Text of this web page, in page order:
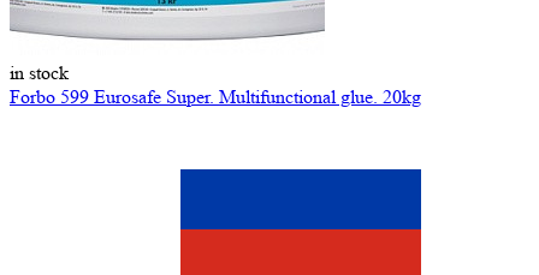
in stock
Forbo 599 Eurosafe Super. Multifunctional glue. 20kg